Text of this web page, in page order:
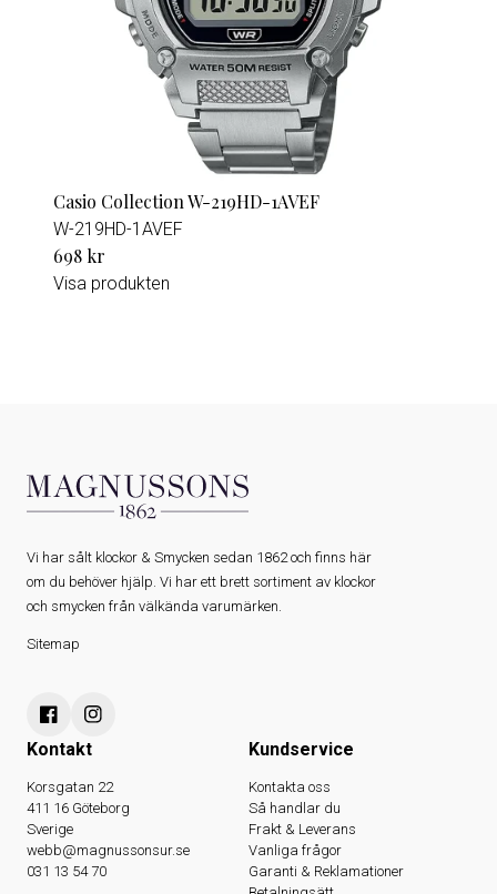
Casio Collection W-219HD-1AVEF
W-219HD-1AVEF
698 kr
Visa produkten
Vi har sålt klockor & Smycken sedan 1862 och finns här
om du behöver hjälp. Vi har ett brett sortiment av klockor
och smycken från välkända varumärken.
Sitemap
Kontakt
Korsgatan 22
411 16 Göteborg
Sverige
webb@magnussonsur.se
031 13 54 70
Kundservice
Kontakta oss
Så handlar du
Frakt & Leverans
Vanliga frågor
Garanti & Reklamationer